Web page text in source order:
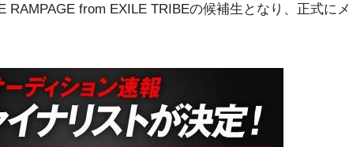
RAMPAGE from EXILE TRIBEの候補生となり、正式にメ